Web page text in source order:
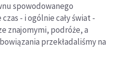
spowodowanego
- i ogólnie cały świat -
znajomymi, podróże, a
przekładaliśmy na